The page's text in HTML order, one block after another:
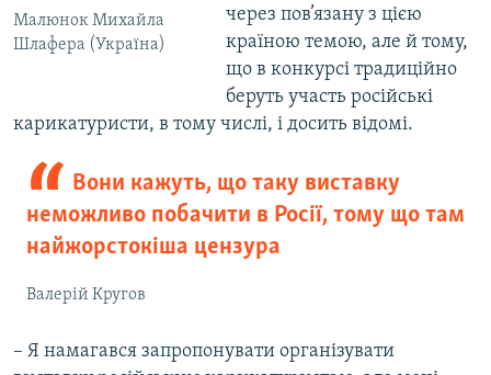
Малюнок Михайла
Шлафера (Україна)
через пов’язану з цією
країною темою, але й тому,
що в конкурсі традиційно
беруть участь російські
карикатуристи, в тому числі, і досить відомі.
Вони кажуть, що таку виставку
неможливо побачити в Росії, тому що там
найжорстокіша цензура
Валерій Кругов
– Я намагався запропонувати організувати